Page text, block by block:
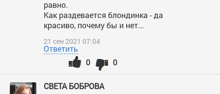
равно.
Как раздевается блондинка - да
красиво, почему бы и нет...
21 сен 2021 07:04
Ответить
0
0
СВЕТА БОБРОВА